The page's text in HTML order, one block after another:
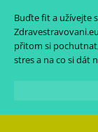
Buďte fit a užívejte
Zdravestravovani.eu
přitom si
stres a na co si dát